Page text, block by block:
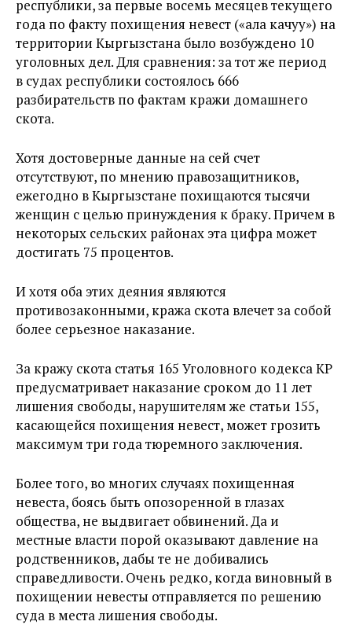
республики, за первые восемь месяцев текущего
года по факту похищения невест («ала качуу») на
территории Кыргызстана было возбуждено 10
уголовных дел. Для сравнения: за тот же период
в судах республики состоялось 666
разбирательств по фактам кражи домашнего
скота.
Хотя достоверные данные на сей счет
отсутствуют, по мнению правозащитников,
ежегодно в Кыргызстане похищаются тысячи
женщин с целью принуждения к браку. Причем в
некоторых сельских районах эта цифра может
достигать 75 процентов.
И хотя оба этих деяния являются
противозаконными, кража скота влечет за собой
более серьезное наказание.
За кражу скота статья 165 Уголовного кодекса КР
предусматривает наказание сроком до 11 лет
лишения свободы, нарушителям же статьи 155,
касающейся похищения невест, может грозить
максимум три года тюремного заключения.
Более того, во многих случаях похищенная
невеста, боясь быть опозоренной в глазах
общества, не выдвигает обвинений. Да и
местные власти порой оказывают давление на
родственников, дабы те не добивались
справедливости. Очень редко, когда виновный в
похищении невесты отправляется по решению
суда в места лишения свободы.